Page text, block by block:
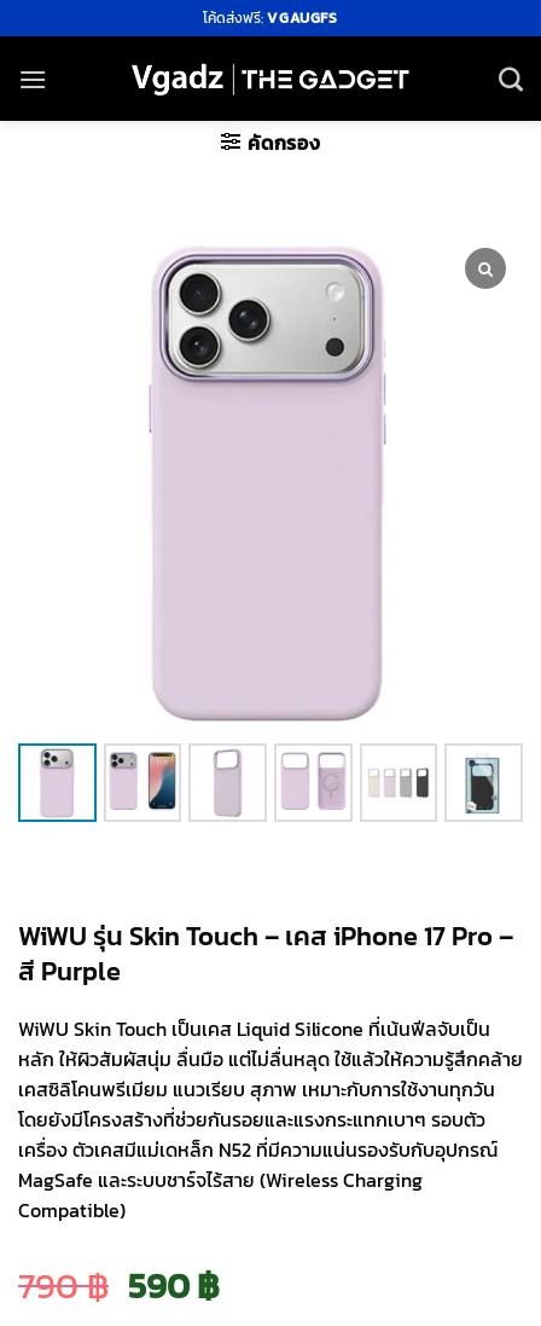
ไป
ยัง
โค้ดส่งฟรี:VGAUGFS
คัดกรอง
WiWU รุ่น Skin Touch – เคส iPhone 17 Pro –
สี Purple
WiWU Skin Touch เป็นเคส Liquid Silicone ที่เน้นฟีลจับเป็น
หลัก ให้ผิวสัมผัสนุ่ม ลื่นมือ แต่ไม่ลื่นหลุด ใช้แล้วให้ความรู้สึกคล้าย
เคสซิลิโคนพรีเมียม แนวเรียบ สุภาพ เหมาะกับการใช้งานทุกวัน
โดยยังมีโครงสร้างที่ช่วยกันรอยและแรงกระแทกเบาๆ รอบตัว
เครื่อง ตัวเคสมีแม่เดหล็ก N52 ที่มีความแน่นรองรับกับอุปกรณ์
MagSafe และระบบชาร์จไร้สาย (Wireless Charging
Compatible)
790฿ Original
590฿Current